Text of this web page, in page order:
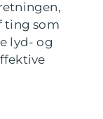
ting som
lyd- og